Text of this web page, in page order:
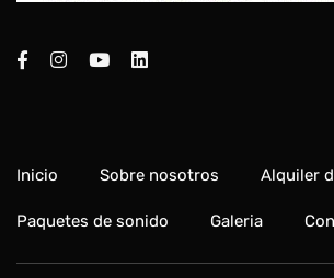
Inicio Sobre nosotros Alquiler
Paquetes de sonido Galeria